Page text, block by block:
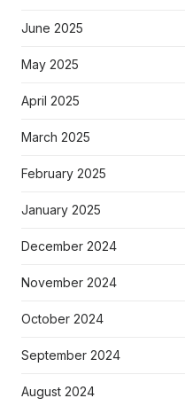
June 2025
May 2025
April 2025
March 2025
February 2025
January 2025
December 2024
November 2024
October 2024
September 2024
August 2024